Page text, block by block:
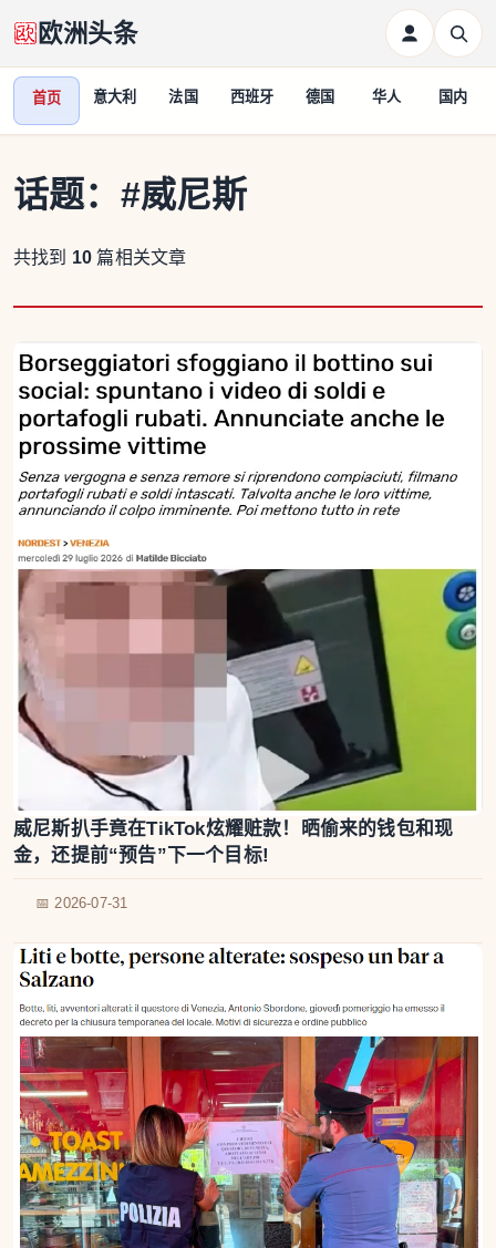
欧洲头条
首页 意大利 法国 西班牙 德国 华人 国内
话题： #威尼斯
共找到 10 篇相关文章
威尼斯扒手竟在TikTok炫耀赃款！晒偷来的钱包和现
金，还提前“预告”下一个目标!
📅 2026-07-31